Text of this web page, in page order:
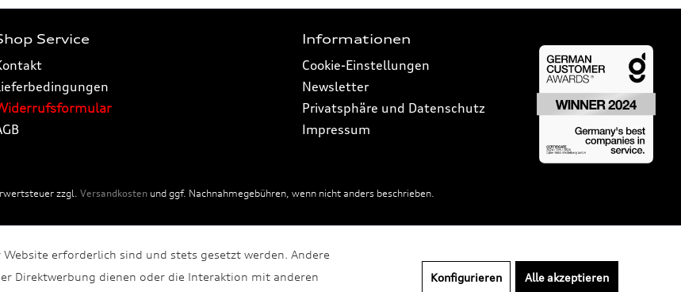
Service
Informationen
Cookie-Einstellungen
Newsletter
Privatsphäre und Datenschutz
Impressum
zzgl. Versandkosten und ggf. Nachnahmegebühren, wenn nicht anders beschrieben.
erforderlich sind und stets gesetzt werden. Andere
Direktwerbung dienen oder die Interaktion mit anderen
Konfigurieren Alle akzeptieren